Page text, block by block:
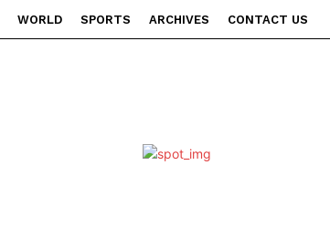
WORLD SPORTS ARCHIVES CONTACT US